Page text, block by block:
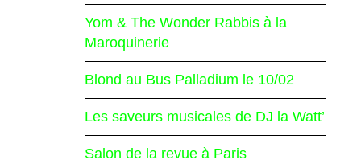
Yom & The Wonder Rabbis à la
Maroquinerie
Blond au Bus Palladium le 10/02
Les saveurs musicales de DJ la Watt’
Salon de la revue à Paris